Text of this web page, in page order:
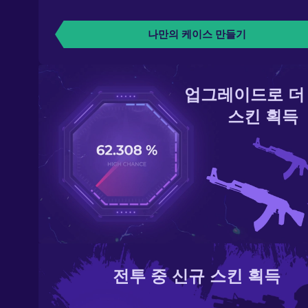
나만의 케이스 만들기
업그레이드로
스킨 획득
전투 중 신규 스킨 획득